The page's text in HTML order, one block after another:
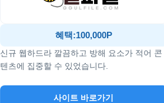
혜택:100,000P
신규 웹하드라 깔끔하고 방해 요소가 적어 콘
텐츠에 집중할 수 있었습니다.
사이트 바로가기